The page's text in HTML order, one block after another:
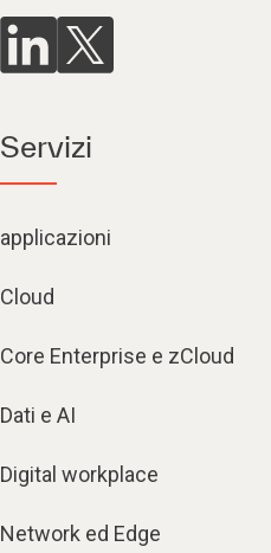
Servizi
applicazioni
Cloud
Core Enterprise e zCloud
Dati e AI
Digital workplace
Network ed Edge